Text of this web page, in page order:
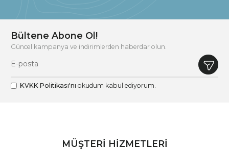
Bültene Abone Ol!
Güncel kampanya ve indirimlerden haberdar olun.
KVKK Politikası'nı okudum kabul ediyorum.
MÜŞTERİ HİZMETLERİ